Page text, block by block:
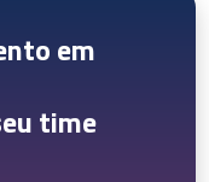
em
time